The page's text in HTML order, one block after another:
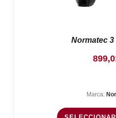
Normatec
Marca: